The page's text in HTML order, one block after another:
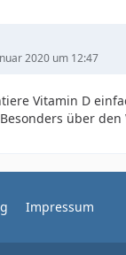
2020 um 12:47
Vitamin D
über den
Impressum